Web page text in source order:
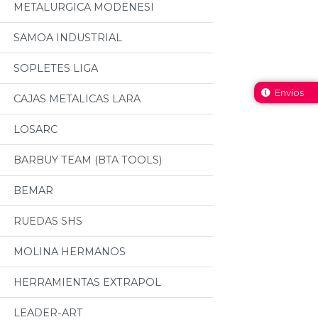
METALURGICA MODENESI
SAMOA INDUSTRIAL
SOPLETES LIGA
CAJAS METALICAS LARA
LOSARC
BARBUY TEAM (BTA TOOLS)
BEMAR
RUEDAS SHS
MOLINA HERMANOS
HERRAMIENTAS EXTRAPOL
LEADER-ART
Envíos